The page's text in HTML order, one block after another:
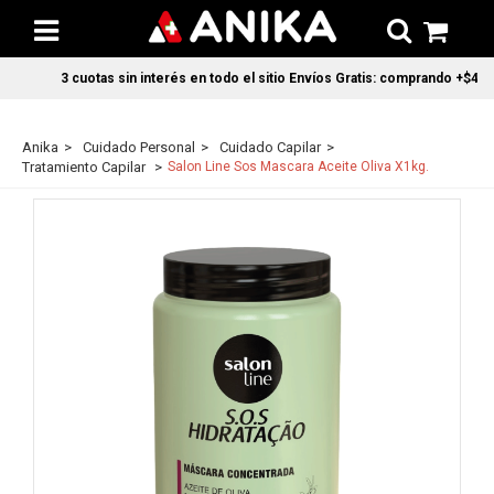
3 cuotas sin interés en todo el sitio Envíos Gratis: comprando
Anika Cuidado Personal
Cuidado Capilar
Tratamiento Capilar
Salon Line Sos Mascara Aceite Oliva X1kg.